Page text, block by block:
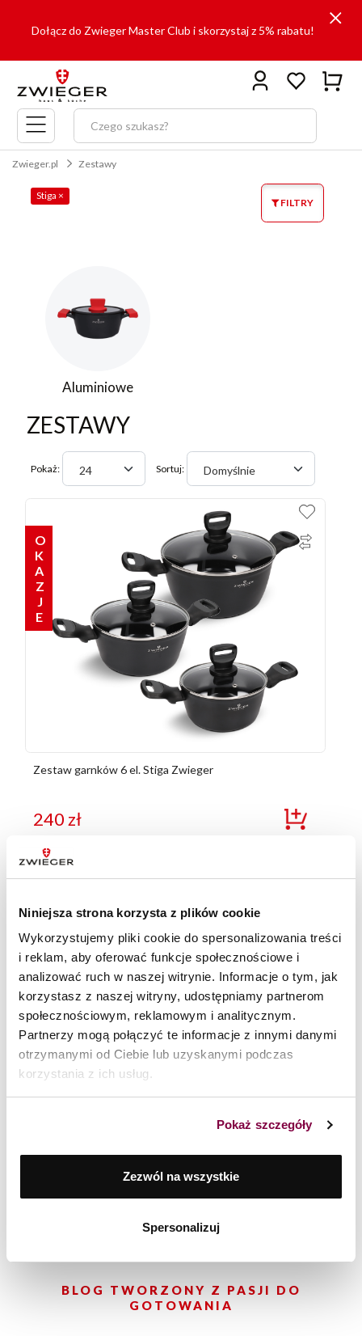
Niniejsza strona korzysta z plików cookie
Wykorzystujemy pliki cookie do spersonalizowania treści
i reklam, aby oferować funkcje społecznościowe i
analizować ruch w naszej witrynie. Informacje o tym, jak
korzystasz z naszej witryny, udostępniamy partnerom
społecznościowym, reklamowym i analitycznym.
Partnerzy mogą połączyć te informacje z innymi danymi
otrzymanymi od Ciebie lub uzyskanymi podczas
korzystania z ich usług.
Pokaż szczegóły
Zezwól na wszystkie
Spersonalizuj
Dołącz do Zwieger Master Club i skorzystaj z 5% rabatu!
Menu
główne
Zwieger.pl Zestawy
FILTRY
Stiga ×
Aluminiowe
ZESTAWY
Pokaż: 24 Sortuj: Domyślnie
OKAZJE
Zestaw garnków 6 el. Stiga Zwieger
240zł
OKAZJE
BLOG TWORZONY Z PASJI DO
GOTOWANIA